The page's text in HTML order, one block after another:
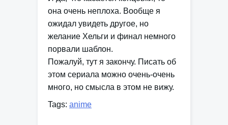
она очень неплоха. Вообще я
ожидал увидеть другое, но
желание Хельги и финал немного
порвали шаблон.
Пожалуй, тут я закончу. Писать об
этом сериала можно очень-очень
много, но смысла в этом не вижу.
Tags: anime